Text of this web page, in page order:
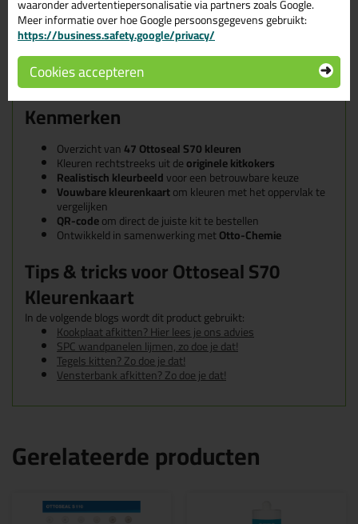
sanitair of natuursteen. Zo zie je direct hoe de kleur uitkomt op
het materiaal.
Heb je jouw kleur gevonden? Scan dan eenvoudig deQR-code op
de kleurenkaarten ga direct naar de juiste productpagina om de
kit te bestellen.
Kenmerken
Overzicht van47 Ottoseal S70 kleuren
Kleuren rechtstreeks uit deoriginele kitkokers
Realistisch kleurbeeldvoor een betrouwbare keuze
Vouwbare kleurenkaartom kleuren met het oppervlak te
vergelijken
QR-codeom direct de juiste kit te bestellen
Ontwikkeld in samenwerking metOtto-Chemie
Tips & tricks voor Ottoseal S70
Kleurenkaart
In de volgende blogs wordt dit product gebruikt:
Kookplaat afkitten? Hier lees je ons advies
SPC wandpanelen lijmen, zo doe je dat!
Tegels kitten? Zo doe je dat!
Vensterbank afkitten? Zo doe je dat!
Gerelateerde producten
waaronder advertentiepersonalisatie via partners zoals Google.
Meer informatie over hoe Google persoonsgegevens gebruikt:
https://business.safety.google/privacy/
Cookies accepteren